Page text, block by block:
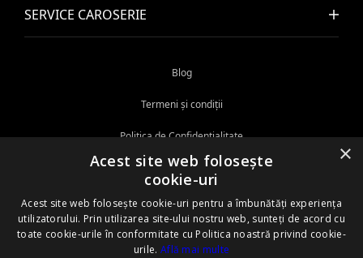
SERVICE CAROSERIE
Blog
Termeni și condiții
Politica de Confidențialitate
Politica cookie
ANPC
Informații privind protecția mediului
×
Acest site web folosește
cookie-uri
Acest site web folosește cookie-uri pentru a îmbunătăți experiența
utilizatorului. Prin utilizarea site-ului nostru web, sunteți de acord cu
toate cookie-urile în conformitate cu Politica noastră privind cookie-
urile. Află mai multe